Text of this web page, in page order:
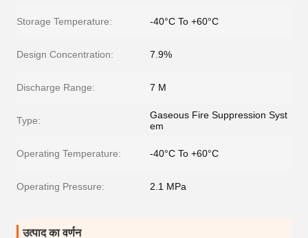
Storage Temperature: -40°C To +60°C
Design Concentration: 7.9%
Discharge Range: 7 M
Type:
Gaseous Fire Suppression Syst
em
Operating Temperature: -40°C To +60°C
Operating Pressure: 2.1 MPa
उत्पाद का वर्णन